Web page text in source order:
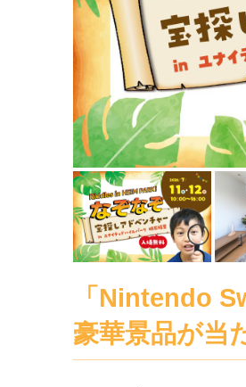
「Nintendo
豪華景品が当